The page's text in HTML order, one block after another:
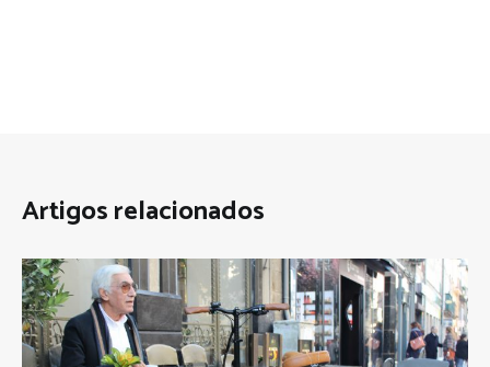
Artigos relacionados